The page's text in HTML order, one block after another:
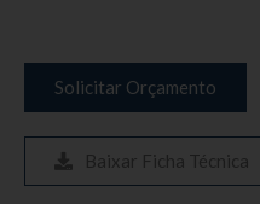
Solicitar Orçamento
Baixar Ficha Técnica